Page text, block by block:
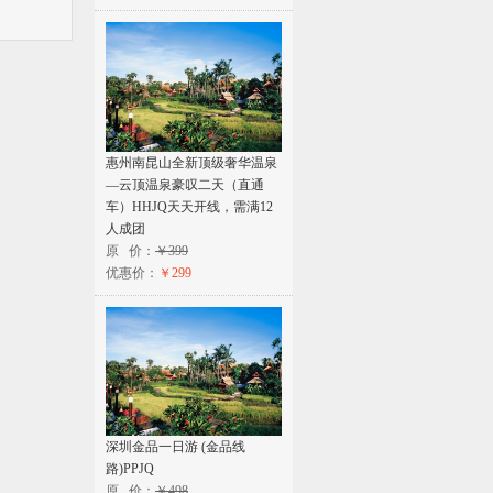
惠州南昆山全新顶级奢华温泉
—云顶温泉豪叹二天（直通
车）HHJQ天天开线，需满12
人成团
原 价： ￥399
优惠价： ￥299
深圳金品一日游 (金品线
路)PPJQ